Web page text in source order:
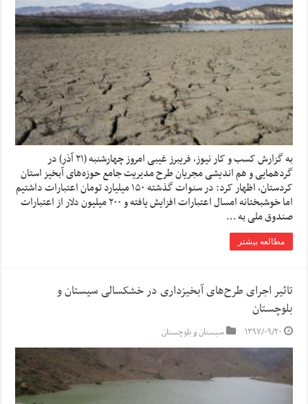
به گزارش کسب و کار نیوز، فریبرز غیبی امروز چهارشنبه (۲۱ آذر) در
گردهمایی و هم اندیشی مجریان طرح مدیریت جامع حوزه‌های آبخیز استان
کردستان، اظهار کرد: در سنوات گذشته ۱۵۰ میلیارد تومان اعتبارات داشتیم
اما خوشبختانه امسال اعتبارات افزایش یافته و ۲۰۰ میلیون دلار از اعتبارات
صندوق ملی به …
مطالعه بیشتر
تاثیر اجرای طرح‌های آبخیزداری در خشکسالی سیستان و
بلوچستان
۱۳۹۷/۰۹/۲۰ سیستان و بلوچستان